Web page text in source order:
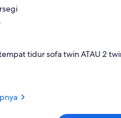
tidur sofa twin ATAU 2